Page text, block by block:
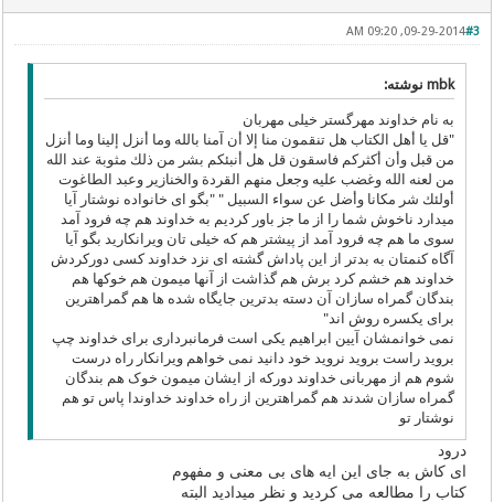
#3
09-29-2014, 09:20 AM
mbk نوشته:
به نام خداوند مهرگستر خیلی مهربان
"قل یا أهل الكتاب هل تنقمون منا إلا أن آمنا بالله وما أنزل إلینا وما أنزل
من قبل وأن أكثركم فاسقون قل هل أنبئكم بشر من ذلك مثوبة عند الله
من لعنه الله وغضب علیه وجعل منهم القردة والخنازیر وعبد الطاغوت
أولئك شر مكانا وأضل عن سواء السبیل " "بگو ای خانواده نوشتار آیا
میدارد ناخوش شما را از ما جز باور کردیم به خداوند هم چه فرود آمد
سوی ما هم چه فرود آمد از پیشتر هم که خیلی تان ویرانکارید بگو آیا
آگاه کنمتان به بدتر از این پاداش گشته ای نزد خداوند کسی دورکردش
خداوند هم خشم کرد برش هم گذاشت از آنها میمون هم خوکها هم
بندگان گمراه سازان آن دسته بدترین جایگاه شده ها هم گمراهترین
برای یکسره روش اند"
نمی خوانمشان آیین ابراهیم یکی است فرمانبرداری برای خداوند چپ
بروید راست بروید نروید خود دانید نمی خواهم ویرانکار راه درست
شوم هم از مهربانی خداوند دورکه از ایشان میمون خوک هم بندگان
گمراه سازان شدند هم گمراهترین از راه خداوند خداوندا پاس تو هم
نوشتار تو
درود
ای کاش به جای این ایه های بی معنی و مفهوم
کتاب را مطالعه می کردید و نظر میدادید البته